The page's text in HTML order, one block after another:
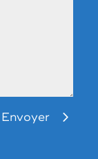
Envoyer